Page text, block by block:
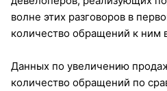
волне этих разговоров в
количество обращений к ним
Данных по увеличению
количество обращений по